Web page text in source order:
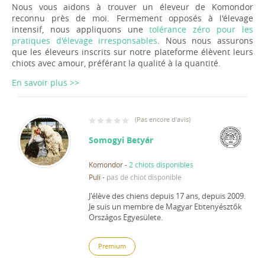
Nous vous aidons à trouver un éleveur de Komondor
reconnu près de moi. Fermement opposés à l'élevage
intensif, nous appliquons unetolérance zéro pour les
pratiques d'élevage irresponsables . Nous nous assurons
que les éleveurs inscrits sur notre plateforme élèvent leurs
chiots avec amour, préférant la qualité à la quantité.
En savoir plus >>
(Pas encore d'avis)
Somogyi Betyár
Komondor- 2 chiots disponibles
Puli - pas de chiot disponible
J'élève des chiens depuis 17 ans, depuis 2009.
Je suis un membre de Magyar Ebtenyésztők
Országos Egyesülete.
Premium